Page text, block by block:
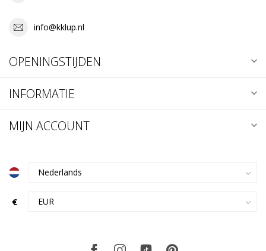
info@kklup.nl
OPENINGSTIJDEN
INFORMATIE
MIJN ACCOUNT
€